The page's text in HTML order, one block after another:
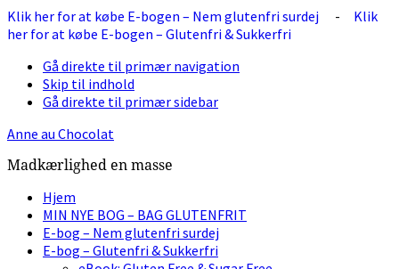
Klik her for at købe E-bogen – Nem glutenfri surdej - Klik
her for at købe E-bogen – Glutenfri & Sukkerfri
Gå direkte til primær navigation
Skip til indhold
Gå direkte til primær sidebar
Anne au Chocolat
Madkærlighed en masse
Hjem
MIN NYE BOG – BAG GLUTENFRIT
E-bog – Nem glutenfri surdej
E-bog – Glutenfri & Sukkerfri